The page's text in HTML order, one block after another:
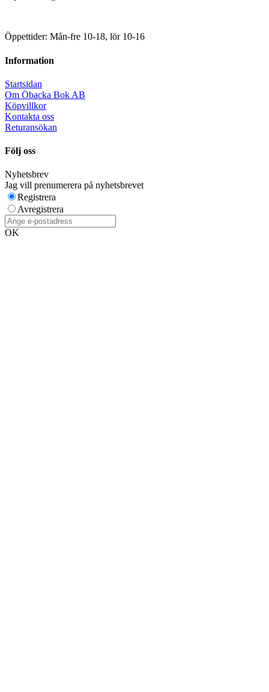
Öppettider: Mån-fre 10-18, lör 10-16
Information
Startsidan
Om Öbacka Bok AB
Köpvillkor
Kontakta oss
Returansökan
Följ oss
Nyhetsbrev
Jag vill prenumerera på nyhetsbrevet
Registrera
Avregistrera
OK